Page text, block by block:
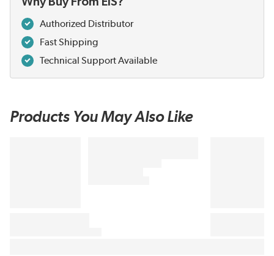
Authorized Distributor
Fast Shipping
Technical Support Available
Products You May Also Like